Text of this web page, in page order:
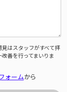
はスタッフがすべて拝
善を行ってまいりま
ォームから